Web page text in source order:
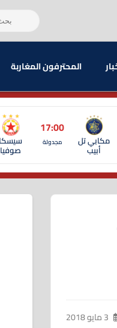
المحترفون المغاربة
مكابي تل
أبيب
17:00
مجدولة سيسكا
صوفيا